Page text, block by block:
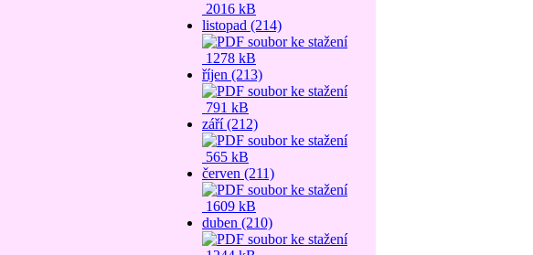
2016 kB
listopad (214)
1278 kB
říjen (213)
791 kB
září (212)
565 kB
červen (211)
1609 kB
duben (210)